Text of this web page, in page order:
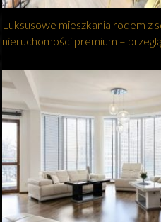
Luksusowe mieszkania rodem z
nieruchomości premium –